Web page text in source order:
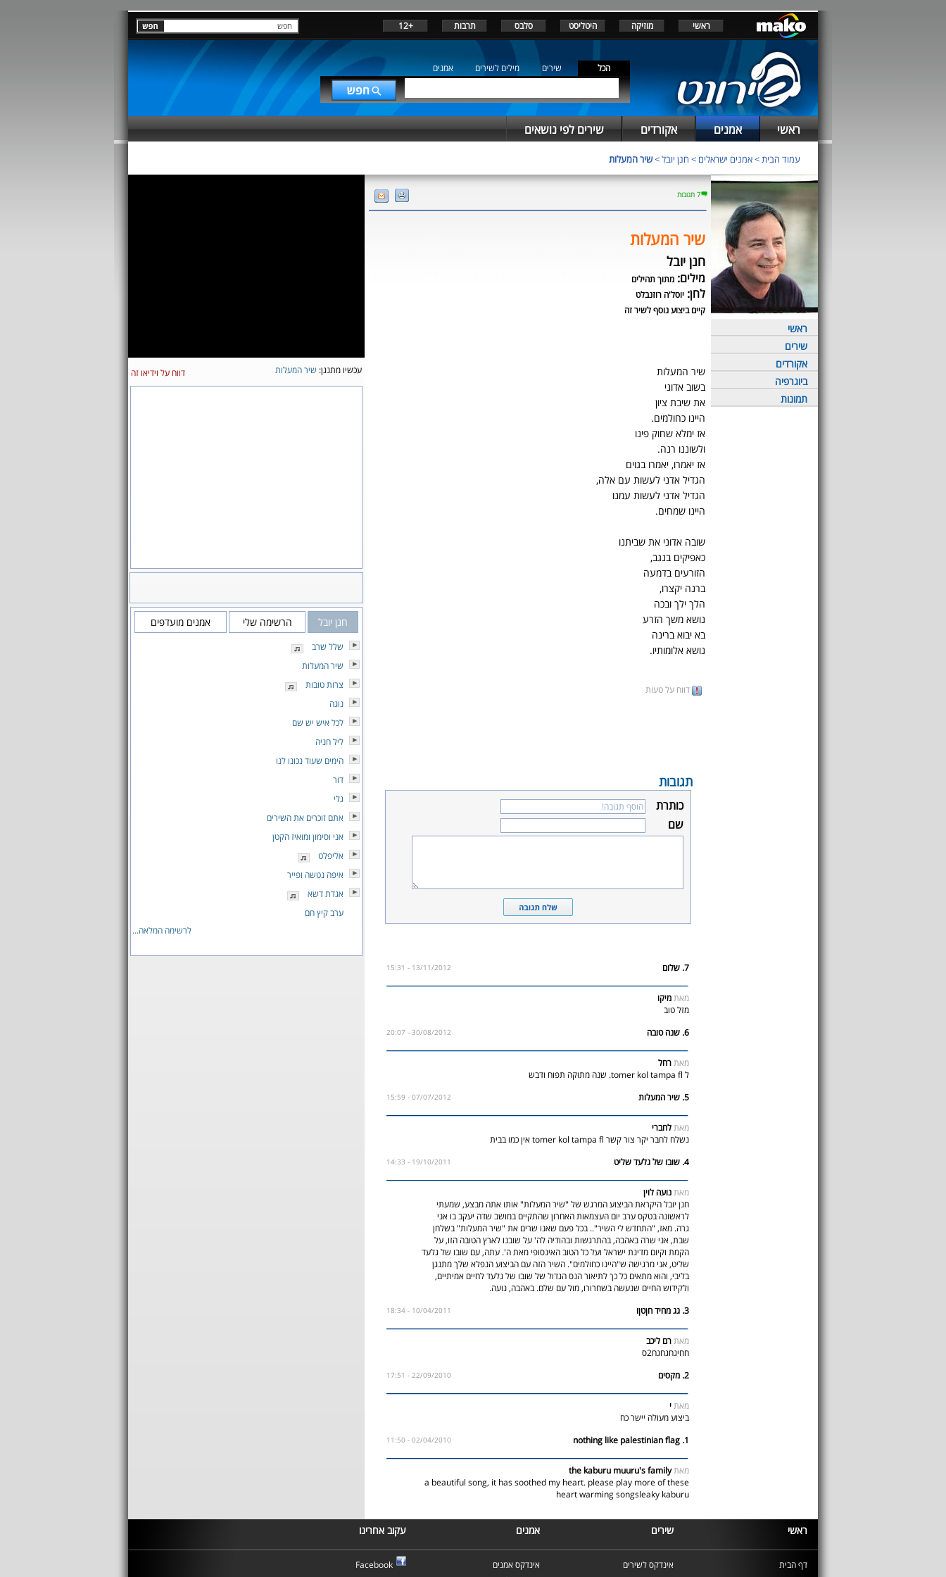
ראשי מוזיקה היטליסט סלבס תרבות +12
הכל שירים מילים לשירים אמנים
ראשי אמנים אקורדים שירים לפי נושאים
עמוד הבית>אמנים ישראלים > חנן יובל>שיר המעלות
ראשי
שירים
אקורדים
ביוגרפיה
תמונות
7 תגובות
שיר המעלות
חנן יובל
מילים: מתוך תהילים
לחן: יוסל'ה רוזנבלט
קיים ביצוע נוסף לשיר זה
שיר המעלות
בשוב אדוני
את שיבת ציון
היינו כחולמים.
אז ימלא שחוק פינו
ולשוננו רנה.
אז יאמרו, יאמרו בגוים
הגדיל אדני לעשות עם אלה,
הגדיל אדני לעשות עמנו
היינו שמחים.
שובה אדוני את שביתנו
כאפיקים בנגב,
הזורעים בדמעה
ברנה יקצרו,
הלך ילך ובכה
נושא משך הזרע
בא יבוא ברינה
נושא אלומותיו.
דווח על טעות
תגובות
כותרת
שם
7. שלום 13/11/2012 - 15:31
מאתמיקו
מזל טוב
6. שנה טובה
30/08/2012 - 20:07
מאתרחל
ל tomer kol tampa fl. שנה מתוקה תפוח ודבש
5. שיר המעלות
07/07/2012 - 15:59
מאתלחברי
נשלח לחבר יקר צור קשר tomer kol tampa fl אין כמו בבית
4. שובו של גלעד שליט
19/10/2011 - 14:33
מאתנועה לוין
חנן יובל היקראת הביצוע המרגש של "שיר המעלות" אותו אתה מבצע, שמעתי
לראשונה בטקס ערב יום העצמאות האחרון שהתקיים במושב שדה יעקב בו אני
גרה. מאז, "התחדש לי השיר".. בכל פעם שאנו שרים את "שיר המעלות" בשלחן
שבת, אני שרה באהבה, בהתרגשות ובהודיה לה' על שובנו לארץ הטובה הזו, על
הקמת וקיום מדינת ישראל ועל כל הטוב האינסופי מאת ה'. עתה, עם שובו של גלעד
שליט, אני מרגישה ש"היינו כחולמים". השיר הזה עם הביצוע הנפלא שלך מתנגן
בליבי, והוא מתאים כל כך לתיאור הנס הגדול של שובו של גלעד לחיים אמיתיים,
ולקידוש החיים שנעשה בשחרורו, מול עם שלם. באהבה, נועה.
3. גג מחיד חןטןו
10/04/2011 - 18:34
מאתרם ליכב
חחיגחגחגח2ס
2. מקסים
22/09/2010 - 17:51
מאתי
ביצוע מעולה יישר כח
1. nothing like palestinian flag
02/04/2010 - 11:50
מאתthe kaburu muuru's family
a beautiful song, it has soothed my heart. please play more of these
heart warming songsleaky kaburu
עכשיו מתנגן: שיר המעלות דווח על וידיאו זה
חנן יובל הרשימה שלי אמנים מועדפים
שלל שרב
שיר המעלות
צרות טובות
נוגה
לכל איש יש שם
ליל חניה
הימים שעוד נכונו לנו
דור
גלי
אתם זוכרים את השירים
אני וסימון ומואיז הקטן
אליפלט
איפה נטשה ופייר
אגדת דשא
ערב קיץ חם
לרשימה המלאה...
ראשי שירים אמנים עקוב אחרינו
דף הבית
אינדקס לשירים
אינדקס אמנים
Facebook